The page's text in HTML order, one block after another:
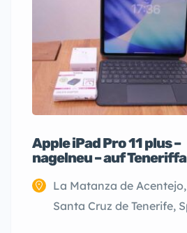
Apple iPad Pro 11 plus –
nagelneu – auf Teneriffa
La Matanza de
Santa Cruz de Tenerife,